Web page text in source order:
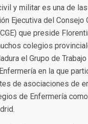
y militar es una de
Ejecutiva del Consejo
que preside
colegios
el Grupo de
en la que
de asociaciones de
de Enfermería